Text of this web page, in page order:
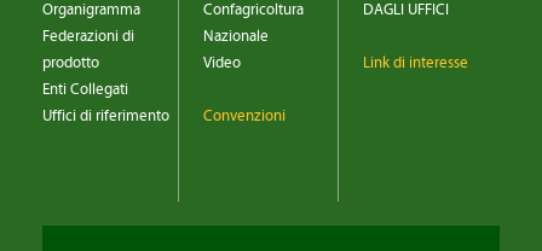
Organigramma
Federazioni di
prodotto
Enti Collegati
Uffici di riferimento
Confagricoltura
Nazionale
Video
Convenzioni
DAGLI UFFICI
Link di interesse